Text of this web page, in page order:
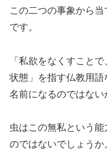
この二つの事象から当
です。
「私欲をなくすこと
状態」を指す仏教用
名前になるのではない
虫はこの無私という
のではないでしょうか